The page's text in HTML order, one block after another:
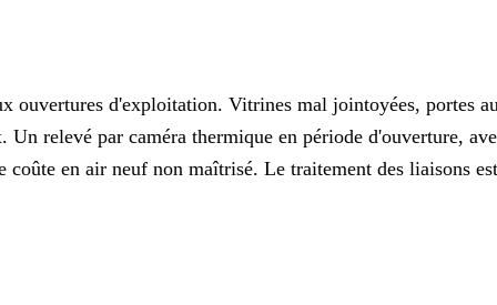
ouvertures d'exploitation. Vitrines mal jointoyées, portes
Un relevé par caméra thermique en période d'ouverture,
en air neuf non maîtrisé. Le traitement des liaisons